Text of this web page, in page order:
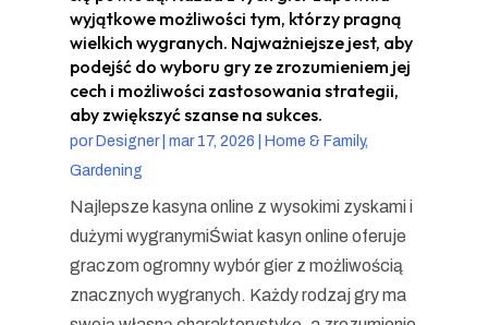
wyjątkowe możliwości tym, którzy pragną
wielkich wygranych. Najważniejsze jest, aby
podejść do wyboru gry ze zrozumieniem jej
cech i możliwości zastosowania strategii,
aby zwiększyć szanse na sukces.
porDesigner| mar 17, 2026
Home & Family,
Gardening
Najlepsze kasyna online z wysokimi zyskami i
dużymi wygranymiŚwiat kasyn online oferuje
graczom ogromny wybór gier z możliwością
znacznych wygranych. Każdy rodzaj gry ma